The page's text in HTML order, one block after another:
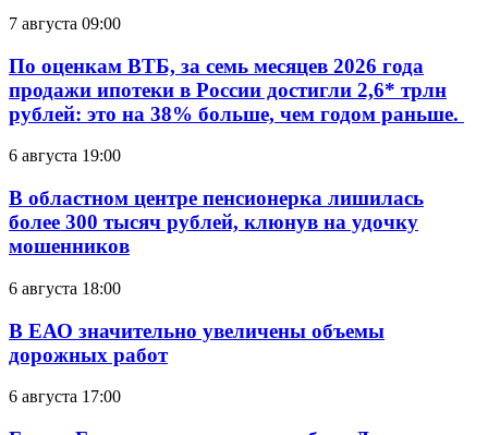
7 августа 09:00
По оценкам ВТБ, за семь месяцев 2026 года
продажи ипотеки в России достигли 2,6* трлн
рублей: это на 38% больше, чем годом раньше.
6 августа 19:00
В областном центре пенсионерка лишилась
более 300 тысяч рублей, клюнув на удочку
мошенников
6 августа 18:00
В ЕАО значительно увеличены объемы
дорожных работ
6 августа 17:00